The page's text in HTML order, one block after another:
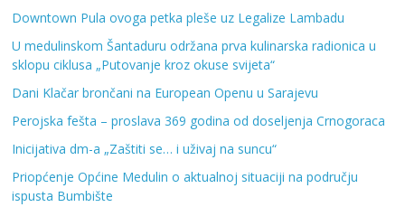
Downtown Pula ovoga petka pleše uz Legalize Lambadu
U medulinskom Šantaduru održana prva kulinarska radionica u
sklopu ciklusa „Putovanje kroz okuse svijeta“
Dani Klačar brončani na European Openu u Sarajevu
Perojska fešta – proslava 369 godina od doseljenja Crnogoraca
Inicijativa dm-a „Zaštiti se… i uživaj na suncu“
Priopćenje Općine Medulin o aktualnoj situaciji na području
ispusta Bumbište